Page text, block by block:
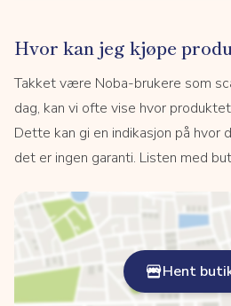
Hvor kan jeg kjøpe
Takket være Noba-brukere som
dag, kan vi ofte vise hvor
Dette kan gi en indikasjon på hvor
det er ingen garanti. Listen med
Hent